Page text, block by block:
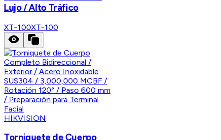
Lujo / Alto Tráfico
XT-100XT-100
HIKVISION
Torniquete de Cuerpo